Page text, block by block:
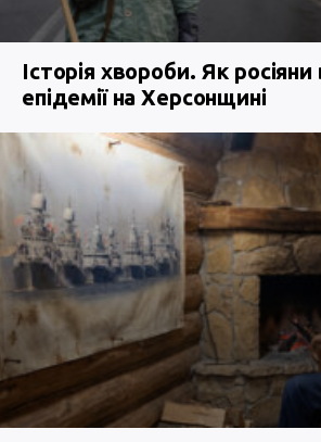
Історія хвороби. Як
епідемії на Херсонщині